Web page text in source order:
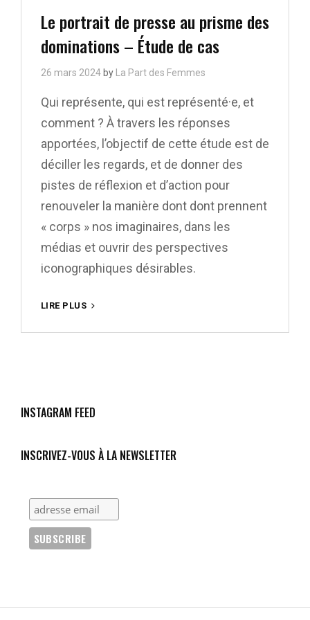
Links
Le portrait de presse au prisme des
dominations – Étude de cas
26 mars 2024 by La Part des Femmes
Qui représente, qui est représenté·e, et
comment ? À travers les réponses
apportées, l’objectif de cette étude est de
déciller les regards, et de donner des
pistes de réflexion et d’action pour
renouveler la manière dont dont prennent
« corps » nos imaginaires, dans les
médias et ouvrir des perspectives
iconographiques désirables.
LIRE PLUS
DE
DE
INSTAGRAM FEED
INSCRIVEZ-VOUS À LA NEWSLETTER